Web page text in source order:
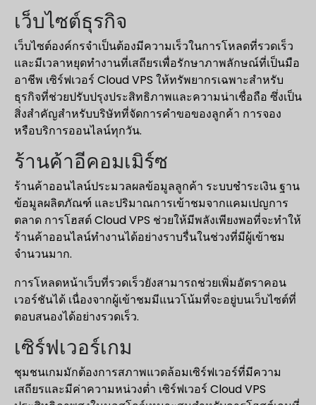
เว็บไซต์ธุรกิจ
เว็บไซต์องค์กรจำเป็นต้องมีความเร็วในการโหลดที่รวดเร็ว
และมีเวลาหยุดทำงานที่เสถียรเพื่อรักษาภาพลักษณ์ที่เป็นมือ
อาชีพ เซิร์ฟเวอร์ Cloud VPS ให้ทรัพยากรเฉพาะสำหรับ
ธุรกิจที่ช่วยปรับปรุงประสิทธิภาพและความน่าเชื่อถือ ซึ่งเป็น
สิ่งสำคัญสำหรับบริษัทที่จัดการคำขอของลูกค้า การจอง
หรือบริการออนไลน์ทุกวัน.
ร้านค้าอีคอมเมิร์ซ
ร้านค้าออนไลน์ประมวลผลข้อมูลลูกค้า ระบบชำระเงิน ฐาน
ข้อมูลผลิตภัณฑ์ และปริมาณการเข้าชมจากแคมเปญการ
ตลาด การโฮสต์ Cloud VPS ช่วยให้มีพลังเพียงพอที่จะทำให้
ร้านค้าออนไลน์ทำงานได้อย่างราบรื่นในช่วงที่มีผู้เข้าชม
จำนวนมาก.
การโหลดหน้าเว็บที่รวดเร็วยังสามารถช่วยเพิ่มอัตราคอน
เวอร์ชันได้ เนื่องจากผู้เข้าชมมีแนวโน้มที่จะอยู่บนเว็บไซต์ที่
ตอบสนองได้อย่างรวดเร็ว.
เซิร์ฟเวอร์เกม
ชุมชนเกมมักต้องการสภาพแวดล้อมเซิร์ฟเวอร์ที่มีความ
เสถียรและมีค่าความหน่วงต่ำ เซิร์ฟเวอร์ Cloud VPS